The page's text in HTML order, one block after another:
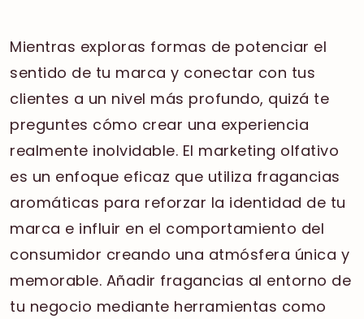
Mientras exploras formas de potenciar el
sentido de tu marca y conectar con tus
clientes a un nivel más profundo, quizá te
preguntes cómo crear una experiencia
realmente inolvidable. El marketing olfativo
es un enfoque eficaz que utiliza fragancias
aromáticas para reforzar la identidad de tu
marca e influir en el comportamiento del
consumidor creando una atmósfera única y
memorable. Añadir fragancias al entorno de
tu negocio mediante herramientas como